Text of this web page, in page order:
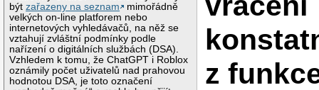
býtzařazeny na seznam
mimořádně
velkých on-line platforem nebo
internetových vyhledávačů, na něž se
vztahují zvláštní podmínky podle
nařízení o digitálních službách (DSA).
Vzhledem k tomu, že ChatGPT i Roblox
oznámily počet uživatelů nad prahovou
hodnotou DSA, je toto označení
z